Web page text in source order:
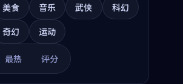
美食 音乐 武侠
科幻
奇幻 运动
最热 评分